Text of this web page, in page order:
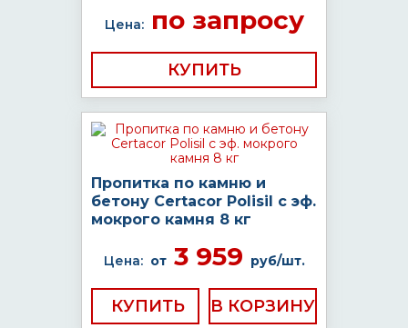
Цена:по запросу
КУПИТЬ
Пропитка по камню и
бетону Certacor Polisil с эф.
мокрого камня 8 кг
Цена: от3 959 руб/шт.
КУПИТЬ